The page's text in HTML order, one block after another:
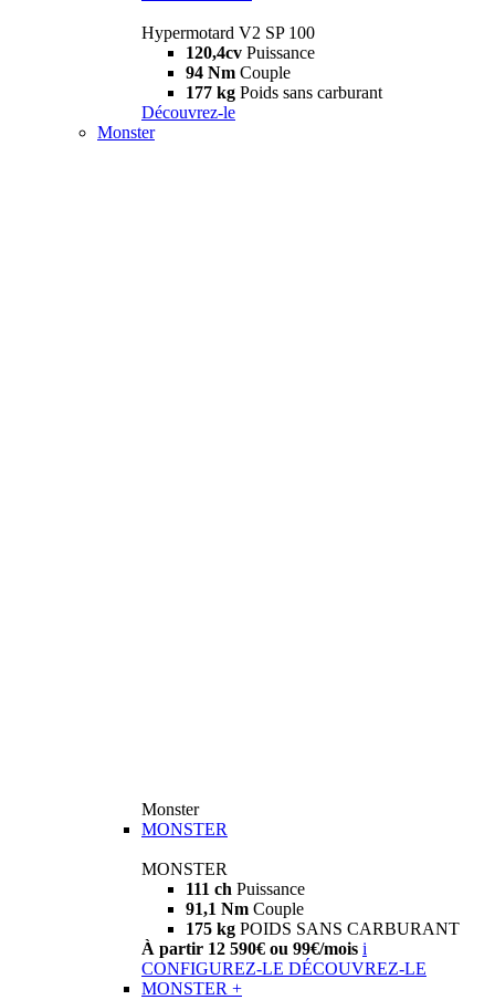
Hypermotard V2 SP 100
120,4cv Puissance
94 Nm Couple
177 kg Poids sans carburant
Découvrez-le
Monster
Monster
MONSTER
MONSTER
111 ch Puissance
91,1 Nm Couple
175 kg POIDS SANS CARBURANT
À partir 12 590€ ou 99€/mois i
CONFIGUREZ-LE DÉCOUVREZ-LE
MONSTER +